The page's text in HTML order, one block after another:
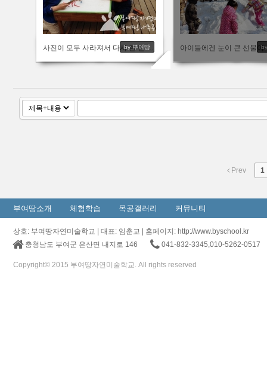
사진이 모두 사라져서 다시 한 번 올립니다.
by 부여땅
Prev 1
부여땅소개 체험학습 목공갤러리 커뮤니티
상호: 부여땅자연미술학교 | 대표: 임춘교 | 홈페이지: http://www.byschool.kr
충청남도 부여군 은산면 내지로 146
041-832-3345,010-5262-0517
Copyright© 2015 부여땅자연미술학교. All rights reserved